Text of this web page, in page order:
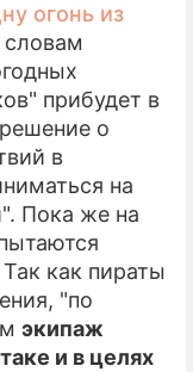
огонь из
прибудет в
о
в
на
Пока же на
как пираты
"по
экипаж
и в целях